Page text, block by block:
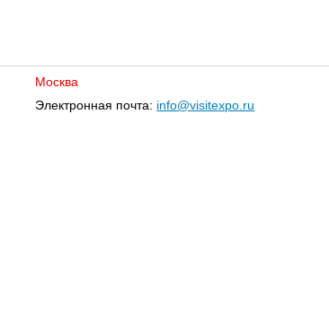
Москва
Электронная почта: info@visitexpo.ru